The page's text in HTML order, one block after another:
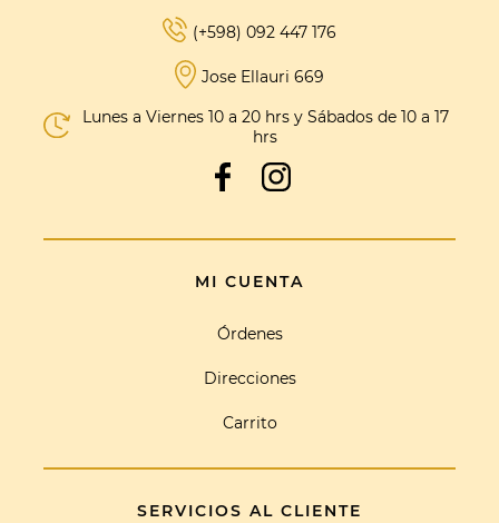
(+598) 092 447 176
Jose Ellauri 669
Lunes a Viernes 10 a 20 hrs y Sábados de 10 a 17
hrs
MI CUENTA
Órdenes
Direcciones
Carrito
SERVICIOS AL CLIENTE